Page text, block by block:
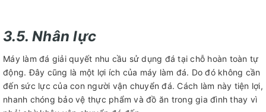
3.5. Nhân lực
Máy làm đá giải quyết nhu cầu sử dụng đá tại chỗ hoàn toàn tự
động. Đây cũng là một lợi ích của máy làm đá. Do đó không cần
đến sức lực của con người vận chuyển đá. Cách làm này tiện lợi,
nhanh chóng bảo vệ thực phẩm và đồ ăn trong gia đình thay vì